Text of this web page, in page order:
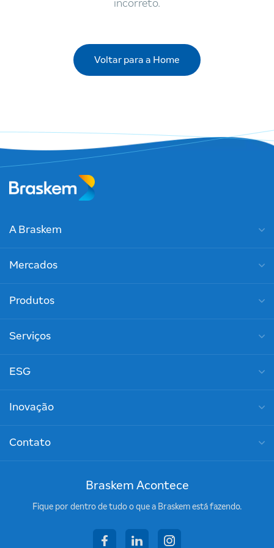
incorreto.
Voltar para a Home
A Braskem
Mercados
Produtos
Serviços
ESG
Inovação
Contato
Braskem Acontece
Fique por dentro de tudo o que a Braskem está fazendo.
facebooklinkedininstagram